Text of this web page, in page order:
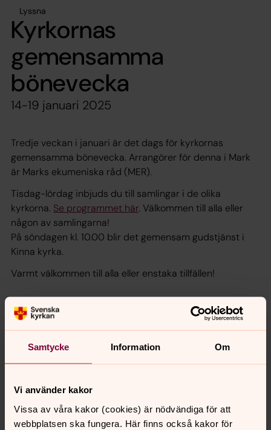
Samtycke Information Om
Vi använder kakor
Vissa av våra kakor (cookies) är nödvändiga för att
webbplatsen ska fungera. Här finns också kakor för
Lyssna
Kyrkornas
gemensamma
bönevecka
14-19 januari 2025
Tredje veckan i januari är det dags för kyrkornas
gemensamma bönevecka. Arrangörer för denna i Mark
är Marks ekumeniska råd (MER).
Tisdag-lördag inbjuds du till samlingar i de olika
kyrkorna. Se programmet här. Välkommen till alla eller
någon av samlingarna!
På söndagen kl. 10.00 blir det gemensam gudstjänst i
Kinna kyrka.
Varmt välkommen till alla eller enstaka tillfällen!
Senast ändrad 9 januari 2025
Synpunkter eller frågor på sidans
innehåll?